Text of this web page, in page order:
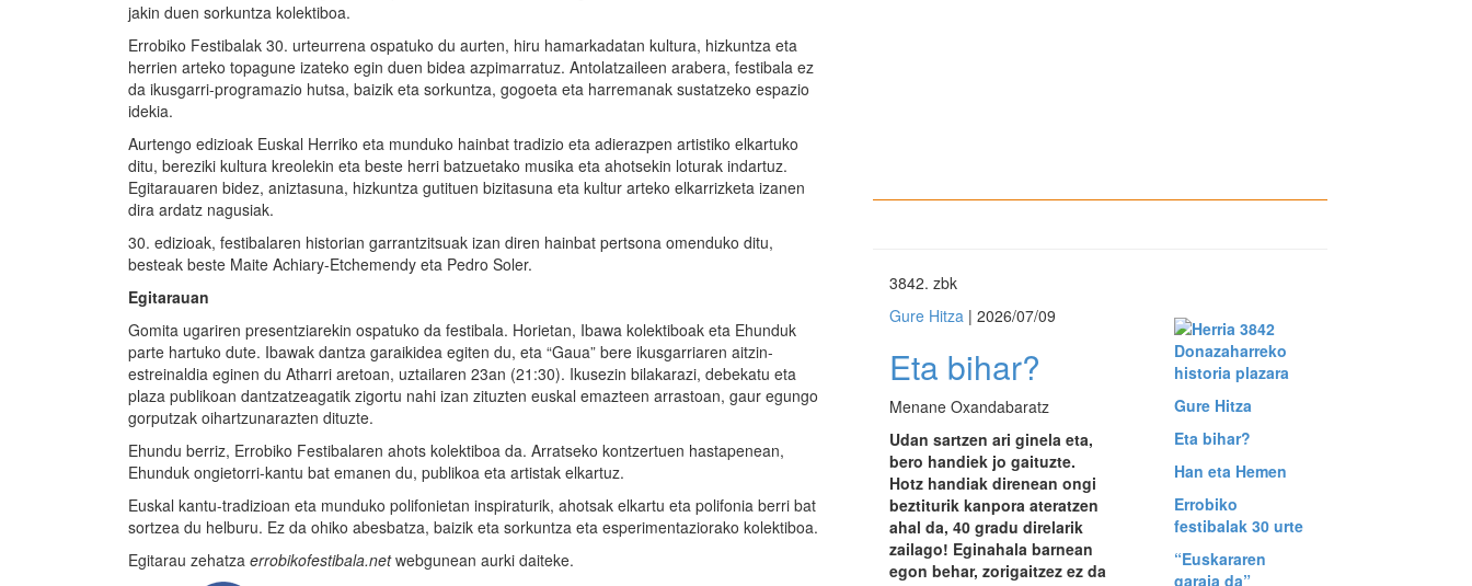
jakin duen sorkuntza kolektiboa.
Errobiko Festibalak 30. urteurrena ospatuko du aurten, hiru hamarkadatan kultura, hizkuntza eta
herrien arteko topagune izateko egin duen bidea azpimarratuz. Antolatzaileen arabera, festibala ez
da ikusgarri-programazio hutsa, baizik eta sorkuntza, gogoeta eta harremanak sustatzeko espazio
idekia.
Aurtengo edizioak Euskal Herriko eta munduko hainbat tradizio eta adierazpen artistiko elkartuko
ditu, bereziki kultura kreolekin eta beste herri batzuetako musika eta ahotsekin loturak indartuz.
Egitarauaren bidez, aniztasuna, hizkuntza gutituen bizitasuna eta kultur arteko elkarrizketa izanen
dira ardatz nagusiak.
30. edizioak, festibalaren historian garrantzitsuak izan diren hainbat pertsona omenduko ditu,
besteak beste Maite Achiary-Etchemendy eta Pedro Soler.
Egitarauan
Gomita ugariren presentziarekin ospatuko da festibala. Horietan, Ibawa kolektiboak eta Ehunduk
parte hartuko dute. Ibawak dantza garaikidea egiten du, eta “Gaua” bere ikusgarriaren aitzin-
estreinaldia eginen du Atharri aretoan, uztailaren 23an (21:30). Ikusezin bilakarazi, debekatu eta
plaza publikoan dantzatzeagatik zigortu nahi izan zituzten euskal emazteen arrastoan, gaur egungo
gorputzak oihartzunarazten dituzte.
Ehundu berriz, Errobiko Festibalaren ahots kolektiboa da. Arratseko kontzertuen hastapenean,
Ehunduk ongietorri-kantu bat emanen du, publikoa eta artistak elkartuz.
Euskal kantu-tradizioan eta munduko polifonietan inspiraturik, ahotsak elkartu eta polifonia berri bat
sortzea du helburu. Ez da ohiko abesbatza, baizik eta sorkuntza eta esperimentaziorako kolektiboa.
Egitarau zehatza errobikofestibala.netwebgunean aurki daiteke.
3842. zbk
Gure Hitza | 2026/07/09
Eta bihar?
Menane Oxandabaratz
Udan sartzen ari ginela eta,
bero handiek jo gaituzte.
Hotz handiak direnean ongi
beztiturik kanpora ateratzen
ahal da, 40 gradu direlarik
zailago! Eginahala barnean
egon behar, zorigaitzez ez da
Donazaharreko
historia plazara
Gure Hitza
Eta bihar?
Han eta Hemen
Errobiko
festibalak 30 urte
“Euskararen
garaia da”